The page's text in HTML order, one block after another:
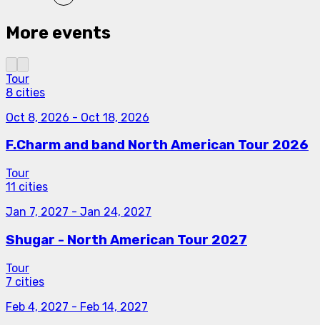
More events
Tour
8 cities
Oct 8, 2026 - Oct 18, 2026
F.Charm and band North American Tour 2026
Tour
11 cities
Jan 7, 2027 - Jan 24, 2027
Shugar - North American Tour 2027
Tour
7 cities
Feb 4, 2027 - Feb 14, 2027